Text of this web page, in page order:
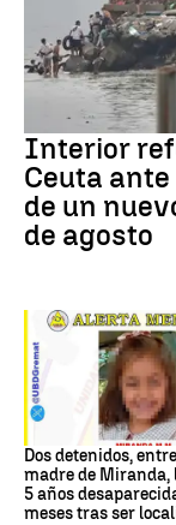
CRISIS MIGRATORIA
Interior
Ceuta
de un
de agosto
DESAPARICIÓN
Dos detenidos,
madre de Miranda,
5 años
meses tras ser